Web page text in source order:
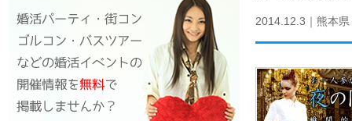
2014.12.3｜ 熊本県